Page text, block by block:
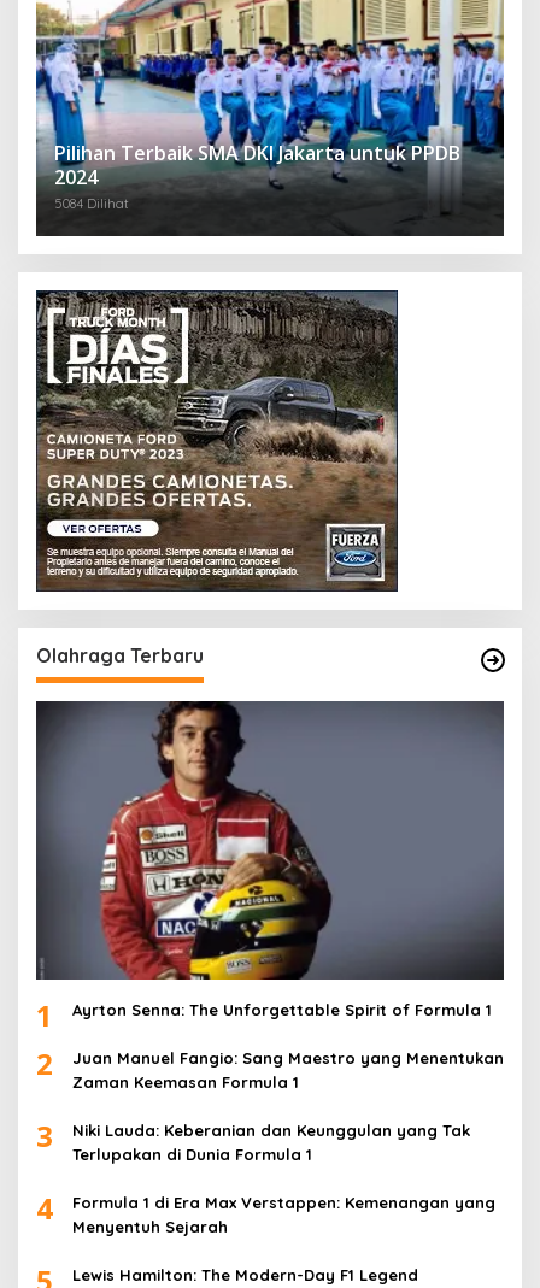
Pilihan Terbaik SMA DKI Jakarta untuk PPDB
2024
5084 Dilihat
Olahraga Terbaru
1 Ayrton Senna: The Unforgettable Spirit of Formula 1
2
Juan Manuel Fangio: Sang Maestro yang Menentukan
Zaman Keemasan Formula 1
3
Niki Lauda: Keberanian dan Keunggulan yang Tak
Terlupakan di Dunia Formula 1
4
Formula 1 di Era Max Verstappen: Kemenangan yang
Menyentuh Sejarah
5 Lewis Hamilton: The Modern-Day F1 Legend